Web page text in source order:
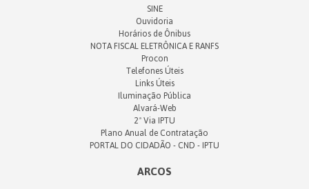
SINE
Ouvidoria
Horários de Ônibus
NOTA FISCAL ELETRÔNICA E RANFS
Procon
Telefones Úteis
Links Úteis
Iluminação Pública
Alvará-Web
2ª Via IPTU
Plano Anual de Contratação
PORTAL DO CIDADÃO - CND - IPTU
ARCOS